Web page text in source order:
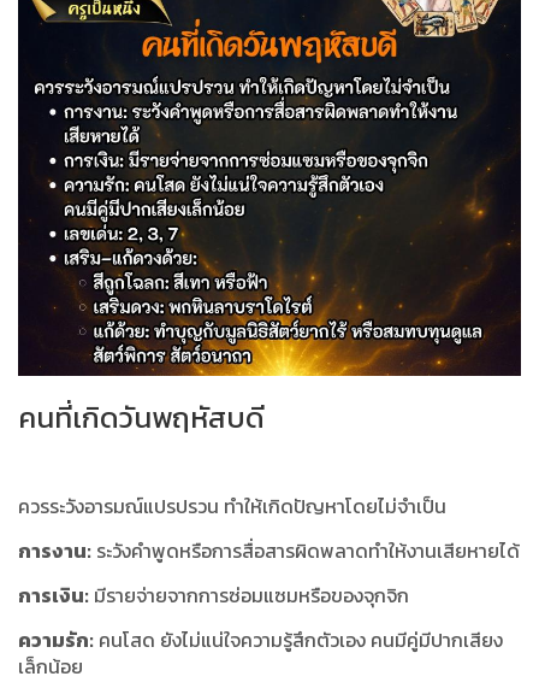
คนที่เกิดวันพฤหัสบดี
ควรระวังอารมณ์แปรปรวน ทำให้เกิดปัญหาโดยไม่จำเป็น
การงาน: ระวังคำพูดหรือการสื่อสารผิดพลาดทำให้งานเสียหายได้
การเงิน: มีรายจ่ายจากการซ่อมแซมหรือของจุกจิก
ความรัก: คนโสด ยังไม่แน่ใจความรู้สึกตัวเอง คนมีคู่มีปากเสียง
เล็กน้อย